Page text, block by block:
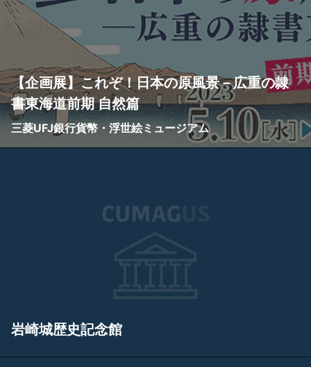
【企画展】これぞ！日本の原風景－広重の隷
書東海道前期 自然篇
三菱UFJ銀行貨幣・浮世絵ミュージアム
岩崎城歴史記念館